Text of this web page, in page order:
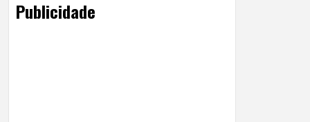
Publicidade